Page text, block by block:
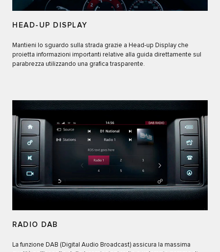
HEAD-UP DISPLAY
Mantieni lo sguardo sulla strada grazie a Head-up Display che
proietta informazioni importanti relative alla guida direttamente sul
parabrezza utilizzando una grafica trasparente.
RADIO DAB
La funzione DAB (Digital Audio Broadcast) assicura la massima